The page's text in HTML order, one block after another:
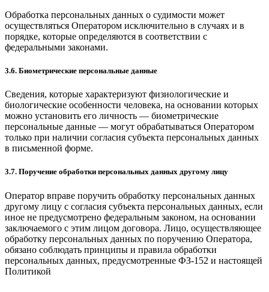
Обработка персональных данных о судимости может
осуществляться Оператором исключительно в случаях и в
порядке, которые определяются в соответствии с
федеральными законами.
3.6. Биометрические персональные данные
Сведения, которые характеризуют физиологические и
биологические особенности человека, на основании которых
можно установить его личность — биометрические
персональные данные — могут обрабатываться Оператором
только при наличии согласия субъекта персональных данных
в письменной форме.
3.7. Поручение обработки персональных данных другому лицу
Оператор вправе поручить обработку персональных данных
другому лицу с согласия субъекта персональных данных, если
иное не предусмотрено федеральным законом, на основании
заключаемого с этим лицом договора. Лицо, осуществляющее
обработку персональных данных по поручению Оператора,
обязано соблюдать принципы и правила обработки
персональных данных, предусмотренные ФЗ-152 и настоящей
Политикой